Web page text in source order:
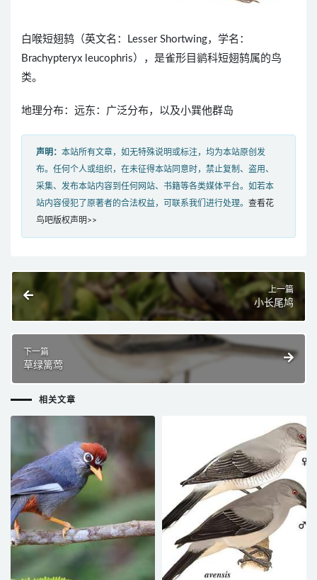
白喉短翅鸫（英文名：Lesser Shortwing，学名：
Brachypteryx leucophris），是雀形目鹟科短翅鸫属的鸟
类。
地理分布：远东：广泛分布，以及小巽他群岛
声明： 本站所有文章，如无特殊说明或标注，均为本站原创发
布。任何个人或组织，在未征得本站同意时，禁止复制、盗用、
采集、发布本站内容到任何网站、书籍等各类媒体平台。如若本
站内容侵犯了原著者的合法权益，可联系我们进行处理。 查看花
鸟吧版权声明>>
上一篇
小长尾鸠
下一篇
草绿篱莺
相关文章